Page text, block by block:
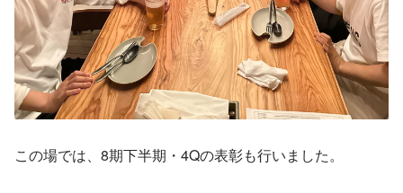
この場では、8期下半期・4Qの表彰も行いました。